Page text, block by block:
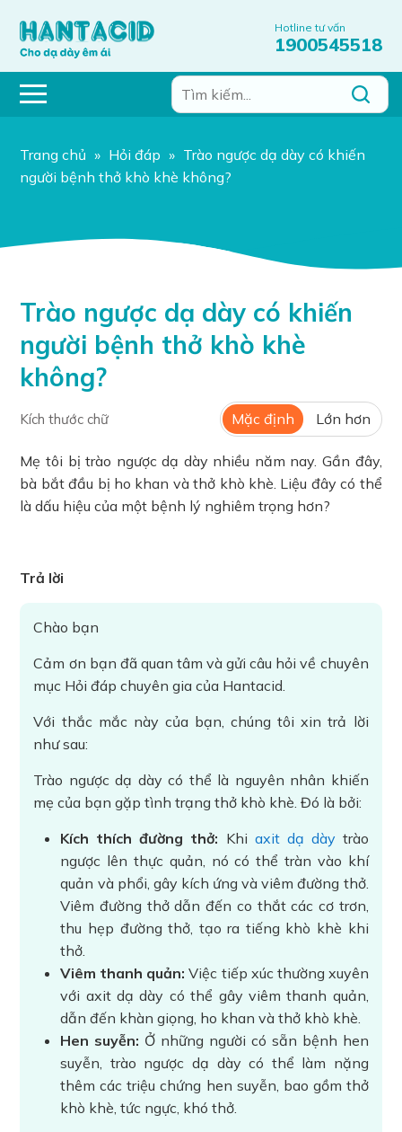
Hotline tư vấn
1900545518
Trang chủ » Hỏi đáp » Trào ngược dạ dày có khiến
người bệnh thở khò khè không?
Trào ngược dạ dày có khiến
người bệnh thở khò khè
không?
Kích thước chữ Mặc định Lớn hơn
Mẹ tôi bị trào ngược dạ dày nhiều năm nay. Gần đây,
bà bắt đầu bị ho khan và thở khò khè. Liệu đây có thể
là dấu hiệu của một bệnh lý nghiêm trọng hơn?
Trả lời
Chào bạn
Cảm ơn bạn đã quan tâm và gửi câu hỏi về chuyên
mục Hỏi đáp chuyên gia của Hantacid.
Với thắc mắc này của bạn, chúng tôi xin trả lời
như sau:
Trào ngược dạ dày có thể là nguyên nhân khiến
mẹ của bạn gặp tình trạng thở khò khè. Đó là bởi:
Kích thích đường thở: Khi axit dạ dày trào
ngược lên thực quản, nó có thể tràn vào khí
quản và phổi, gây kích ứng và viêm đường thở.
Viêm đường thở dẫn đến co thắt các cơ trơn,
thu hẹp đường thở, tạo ra tiếng khò khè khi
thở.
Viêm thanh quản: Việc tiếp xúc thường xuyên
với axit dạ dày có thể gây viêm thanh quản,
dẫn đến khàn giọng, ho khan và thở khò khè.
Hen suyễn: Ở những người có sẵn bệnh hen
suyễn, trào ngược dạ dày có thể làm nặng
thêm các triệu chứng hen suyễn, bao gồm thở
khò khè, tức ngực, khó thở.